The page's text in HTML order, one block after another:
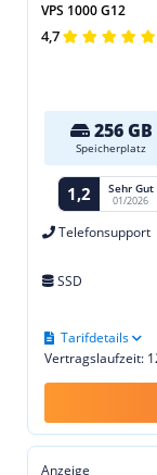
VPS 1000 G12
4,7
256 GB
Speicherplatz
1,2 Sehr Gut
01/2026
Telefonsupport
SSD
Vertragslaufzeit:
Tarifdetails
Anzeige